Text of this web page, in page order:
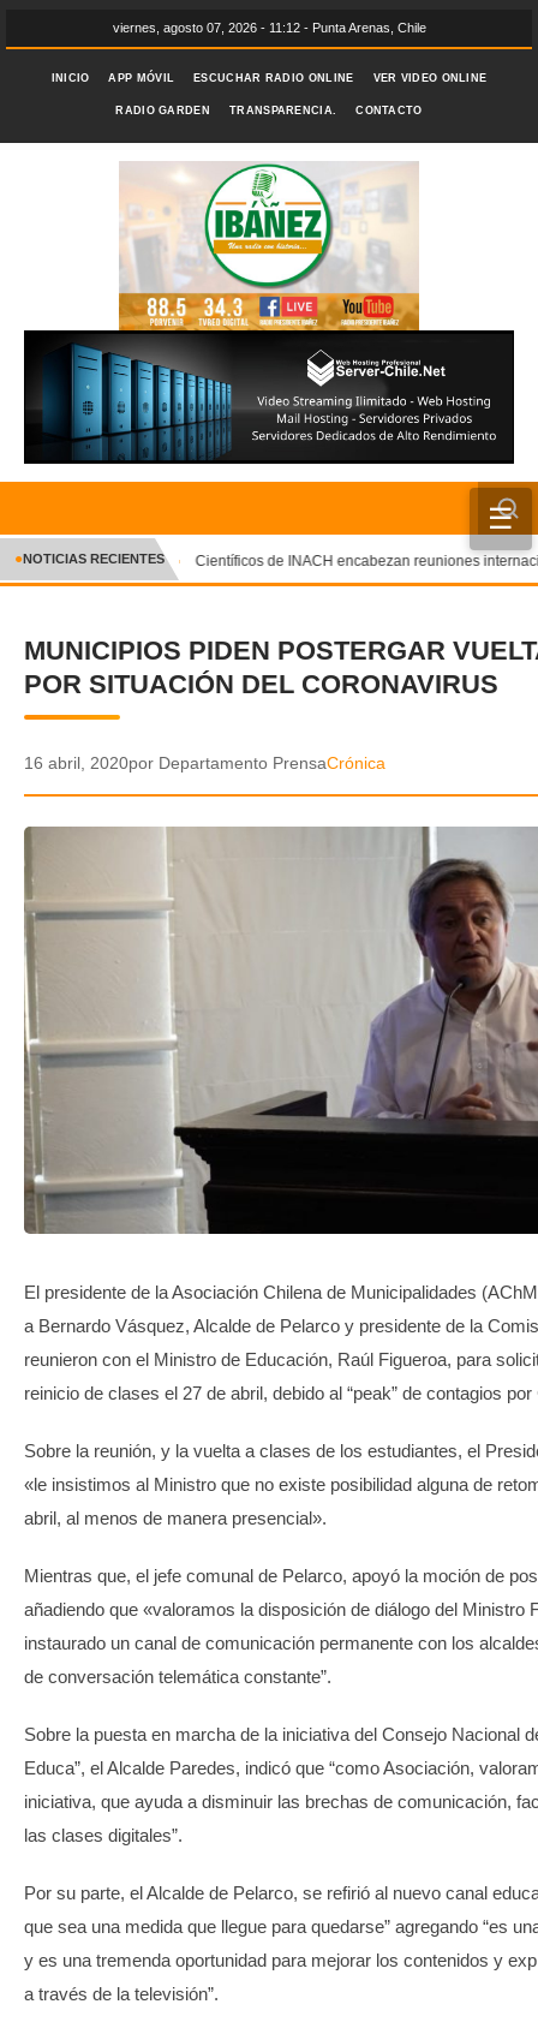
viernes, agosto 07, 2026 - 11:12 - Punta Arenas, Chile
INICIO APP MÓVIL ESCUCHAR RADIO ONLINE VER VIDEO ONLINE
RADIO GARDEN TRANSPARENCIA. CONTACTO
☰
INICIO
CRÓNICA
DEPORTES
POLICIAL
VIDEOS
APP MÓVIL
✕
●NOTICIAS RECIENTES Científicos de INACH encabezan reuniones
MUNICIPIOS PIDEN POSTERGAR
POR SITUACIÓN DEL CORONAVIRUS
16 abril, 2020por Departamento PrensaCrónica
El presidente de la Asociación Chilena de Municipalidades
a Bernardo Vásquez, Alcalde de Pelarco y presidente de la
reunieron con el Ministro de Educación, Raúl Figueroa, para
reinicio de clases el 27 de abril, debido al “peak” de contagios
Sobre la reunión, y la vuelta a clases de los estudiantes, el
«le insistimos al Ministro que no existe posibilidad alguna de
abril, al menos de manera presencial».
Mientras que, el jefe comunal de Pelarco, apoyó la moción de
añadiendo que «valoramos la disposición de diálogo del Ministro
instaurado un canal de comunicación permanente con los
de conversación telemática constante”.
Sobre la puesta en marcha de la iniciativa del Consejo Nacional
Educa”, el Alcalde Paredes, indicó que “como Asociación,
iniciativa, que ayuda a disminuir las brechas de comunicación,
las clases digitales”.
Por su parte, el Alcalde de Pelarco, se refirió al nuevo canal
que sea una medida que llegue para quedarse” agregando “es
y es una tremenda oportunidad para mejorar los contenidos y
a través de la televisión”.